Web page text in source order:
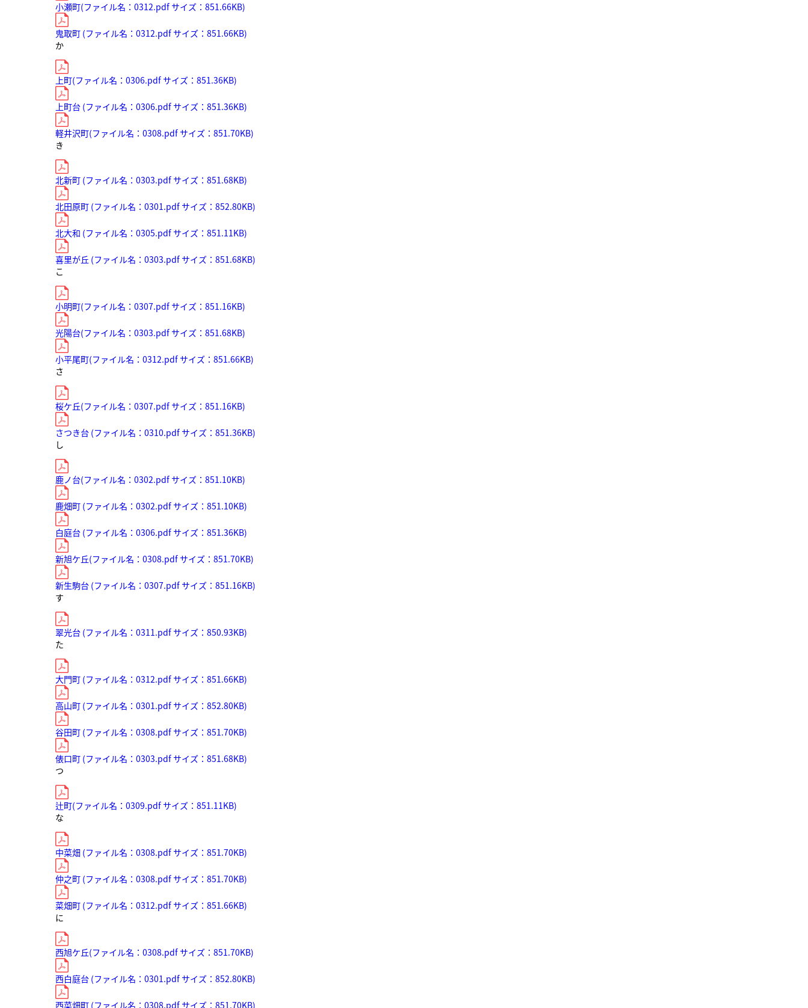
小瀬町(ファイル名：0312.pdf サイズ：851.66KB)
鬼取町 (ファイル名：0312.pdf サイズ：851.66KB)
か
上町(ファイル名：0306.pdf サイズ：851.36KB)
上町台 (ファイル名：0306.pdf サイズ：851.36KB)
軽井沢町(ファイル名：0308.pdf サイズ：851.70KB)
き
北新町 (ファイル名：0303.pdf サイズ：851.68KB)
北田原町 (ファイル名：0301.pdf サイズ：852.80KB)
北大和 (ファイル名：0305.pdf サイズ：851.11KB)
喜里が丘 (ファイル名：0303.pdf サイズ：851.68KB)
こ
小明町(ファイル名：0307.pdf サイズ：851.16KB)
光陽台(ファイル名：0303.pdf サイズ：851.68KB)
小平尾町(ファイル名：0312.pdf サイズ：851.66KB)
さ
桜ケ丘(ファイル名：0307.pdf サイズ：851.16KB)
さつき台 (ファイル名：0310.pdf サイズ：851.36KB)
し
鹿ノ台(ファイル名：0302.pdf サイズ：851.10KB)
鹿畑町 (ファイル名：0302.pdf サイズ：851.10KB)
白庭台 (ファイル名：0306.pdf サイズ：851.36KB)
新旭ケ丘(ファイル名：0308.pdf サイズ：851.70KB)
新生駒台 (ファイル名：0307.pdf サイズ：851.16KB)
す
翠光台 (ファイル名：0311.pdf サイズ：850.93KB)
た
大門町 (ファイル名：0312.pdf サイズ：851.66KB)
高山町 (ファイル名：0301.pdf サイズ：852.80KB)
谷田町 (ファイル名：0308.pdf サイズ：851.70KB)
俵口町 (ファイル名：0303.pdf サイズ：851.68KB)
つ
辻町(ファイル名：0309.pdf サイズ：851.11KB)
な
中菜畑 (ファイル名：0308.pdf サイズ：851.70KB)
仲之町 (ファイル名：0308.pdf サイズ：851.70KB)
菜畑町 (ファイル名：0312.pdf サイズ：851.66KB)
に
西旭ケ丘(ファイル名：0308.pdf サイズ：851.70KB)
西白庭台 (ファイル名：0301.pdf サイズ：852.80KB)
西菜畑町 (ファイル名：0308.pdf サイズ：851.70KB)